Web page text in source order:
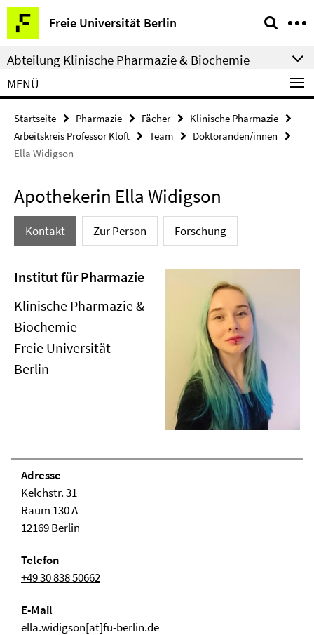
Springe
direkt
zu
Inhalt
Freie Universität Berlin
Service-
Navigation
Abteilung Klinische Pharmazie & Biochemie
MENÜ
Startseite Pharmazie Fächer
Klinische Pharmazie
Arbeitskreis Professor Kloft
Team
Doktoranden/innen
Ella Widigson
Apothekerin Ella Widigson
Kontakt Zur Person Forschung
Institut für Pharmazie
Klinische Pharmazie &
Biochemie
Freie Universität
Berlin
Adresse
Kelchstr. 31
Raum 130 A
12169 Berlin
Telefon
+49 30 838 50662
E-Mail
ella.widigson[at]fu-berlin.de